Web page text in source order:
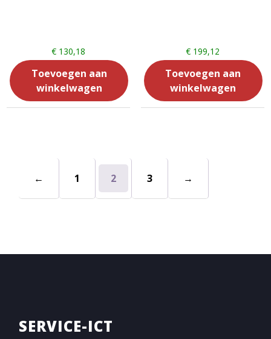
€ 130,18
Toevoegen aan
winkelwagen
€199,12
Toevoegen aan
winkelwagen
← 1 2 3 →
SERVICE-ICT